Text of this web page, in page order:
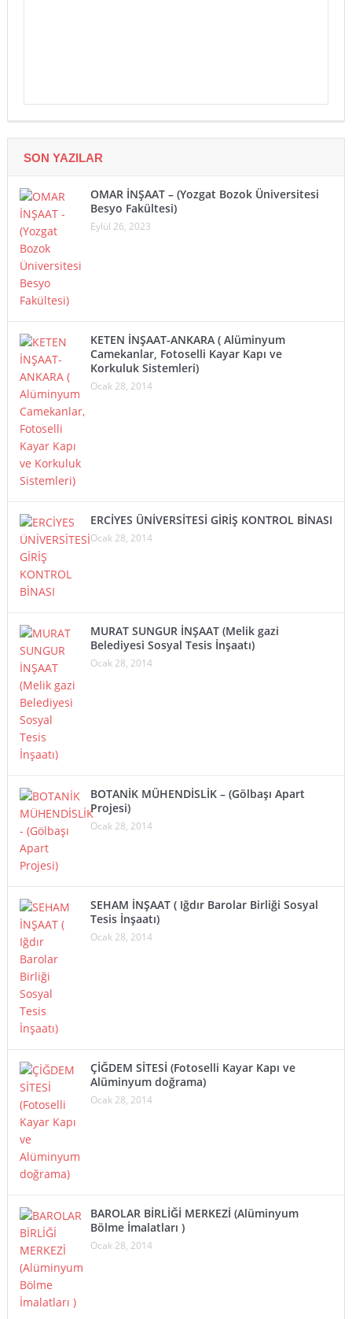
SON YAZILAR
OMAR İNŞAAT – (Yozgat Bozok Üniversitesi
Besyo Fakültesi)
Eylül 26, 2023
KETEN İNŞAAT-ANKARA ( Alüminyum
Camekanlar, Fotoselli Kayar Kapı ve
Korkuluk Sistemleri)
Ocak 28, 2014
ERCİYES ÜNİVERSİTESİ GİRİŞ KONTROL BİNASI
Ocak 28, 2014
MURAT SUNGUR İNŞAAT (Melik gazi
Belediyesi Sosyal Tesis İnşaatı)
Ocak 28, 2014
BOTANİK MÜHENDİSLİK – (Gölbaşı Apart
Projesi)
Ocak 28, 2014
SEHAM İNŞAAT ( Iğdır Barolar Birliği Sosyal
Tesis İnşaatı)
Ocak 28, 2014
ÇİĞDEM SİTESİ (Fotoselli Kayar Kapı ve
Alüminyum doğrama)
Ocak 28, 2014
BAROLAR BİRLİĞİ MERKEZİ (Alüminyum
Bölme İmalatları )
Ocak 28, 2014